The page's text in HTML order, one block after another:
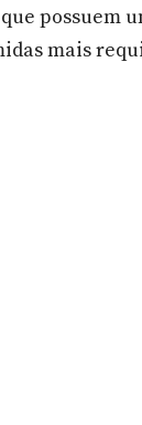
possuem
mais